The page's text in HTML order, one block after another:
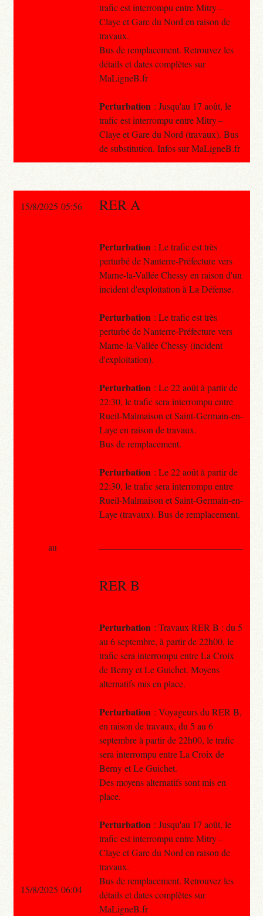
trafic est interrompu entre Mitry –
Claye et Gare du Nord en raison de
travaux.
Bus de remplacement. Retrouvez les
détails et dates complètes sur
MaLigneB.fr
Perturbation : Jusqu'au 17 août, le
trafic est interrompu entre Mitry –
Claye et Gare du Nord (travaux). Bus
de substitution. Infos sur MaLigneB.fr
15/8/2025 05:56 RER A
Perturbation : Le trafic est très
perturbé de Nanterre-Préfecture vers
Marne-la-Vallée Chessy en raison d'un
incident d'exploitation à La Défense.
Perturbation : Le trafic est très
perturbé de Nanterre-Préfecture vers
Marne-la-Vallée Chessy (incident
d'exploitation).
Perturbation : Le 22 août à partir de
22:30, le trafic sera interrompu entre
Rueil-Malmaison et Saint-Germain-en-
Laye en raison de travaux.
Bus de remplacement.
Perturbation : Le 22 août à partir de
22:30, le trafic sera interrompu entre
Rueil-Malmaison et Saint-Germain-en-
Laye (travaux). Bus de remplacement.
RER B
Perturbation : Travaux RER B : du 5
au 6 septembre, à partir de 22h00, le
trafic sera interrompu entre La Croix
de Berny et Le Guichet. Moyens
alternatifs mis en place.
Perturbation : Voyageurs du RER B,
en raison de travaux, du 5 au 6
septembre à partir de 22h00, le trafic
sera interrompu entre La Croix de
Berny et Le Guichet.
Des moyens alternatifs sont mis en
place.
Perturbation : Jusqu'au 17 août, le
trafic est interrompu entre Mitry –
Claye et Gare du Nord en raison de
travaux.
Bus de remplacement. Retrouvez les
détails et dates complètes sur
MaLigneB.fr
au
15/8/2025 06:04